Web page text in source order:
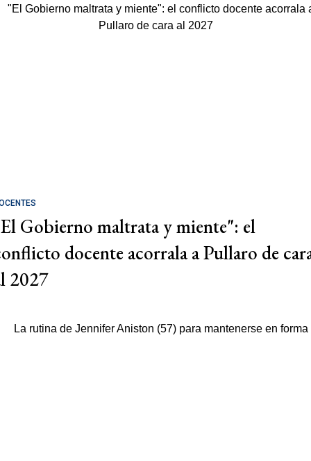
Gobierno maltrata y miente": el
docente acorrala a Pullaro de
2027